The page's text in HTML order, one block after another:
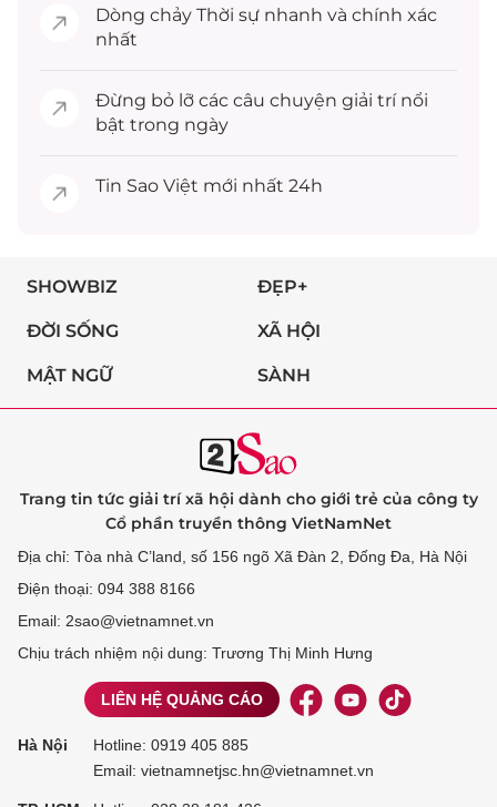
Dòng chảy Thời sự nhanh và chính xác
nhất
Đừng bỏ lỡ các câu chuyện giải trínổi
bật trong ngày
Tin Sao Việt mới nhất 24h
SHOWBIZ ĐẸP+
ĐỜI SỐNG XÃ HỘI
MẬT NGỮ SÀNH
Trang tin tức giải trí xã hội dành cho giới trẻ của công ty
Cổ phần truyền thông VietNamNet
Địa chỉ: Tòa nhà C’land, số 156 ngõ Xã Đàn 2, Đống Đa, Hà Nội
Điện thoại: 094 388 8166
Email: 2sao@vietnamnet.vn
Chịu trách nhiệm nội dung: Trương Thị Minh Hưng
LIÊN HỆ QUẢNG CÁO
Hà Nội Hotline: 0919 405 885
Email: vietnamnetjsc.hn@vietnamnet.vn